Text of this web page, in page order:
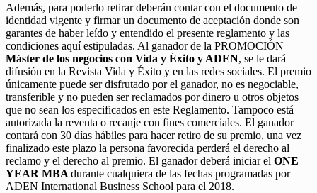
Además, para poderlo retirar deberán contar con el documento de
identidad vigente y firmar un documento de aceptación donde son
garantes de haber leído y entendido el presente reglamento y las
condiciones aquí estipuladas. Al ganador de la PROMOCIÓN
Máster de los negocios con Vida y Éxito y ADEN, se le dará
difusión en la Revista Vida y Éxito y en las redes sociales. El premio
únicamente puede ser disfrutado por el ganador, no es negociable,
transferible y no pueden ser reclamados por dinero u otros objetos
que no sean los especificados en este Reglamento. Tampoco está
autorizada la reventa o recanje con fines comerciales. El ganador
contará con 30 días hábiles para hacer retiro de su premio, una vez
finalizado este plazo la persona favorecida perderá el derecho al
reclamo y el derecho al premio. El ganador deberá iniciar el ONE
YEAR MBA durante cualquiera de las fechas programadas por
ADEN International Business School para el 2018.